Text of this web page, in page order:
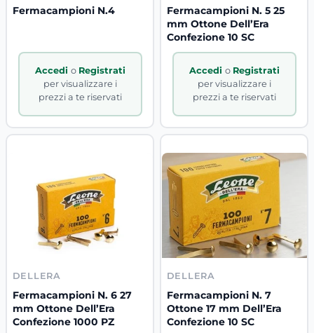
Fermacampioni N.4
Accedi o Registrati
per visualizzare i
prezzi a te riservati
Fermacampioni N. 5 25
mm Ottone Dell’Era
Confezione 10 SC
Accedi o Registrati
per visualizzare i
prezzi a te riservati
DELLERA
Fermacampioni N. 6 27
mm Ottone Dell’Era
Confezione 1000 PZ
DELLERA
Fermacampioni N. 7
Ottone 17 mm Dell’Era
Confezione 10 SC